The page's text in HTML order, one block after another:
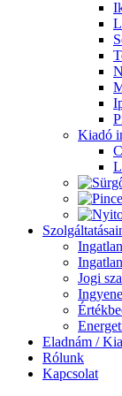
Kiadó
Jogi
Eladnám /
Rólunk
Kapcsolat